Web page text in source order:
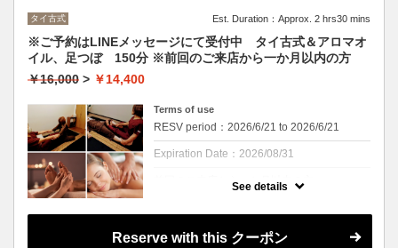
むくみが気になる脚もスッキリ！
へのアプローチで心も体も心地よくリラック
ス。
タイ古式 Est. Duration：Approx. 2 hrs30 mins
※ご予約はLINEメッセージにて受付中 タイ古式＆アロマオ
イル、足つぼ 150分 ※前回のご来店から一か月以内の方
￥16,000 > ￥14,400
Terms of use
RESV period：2026/6/21 to 2026/6/21
Expiration Date：2026/08/31
前回のご来店から一か月以内の方
お願いいたします。
See details
Reserve with this クーポン